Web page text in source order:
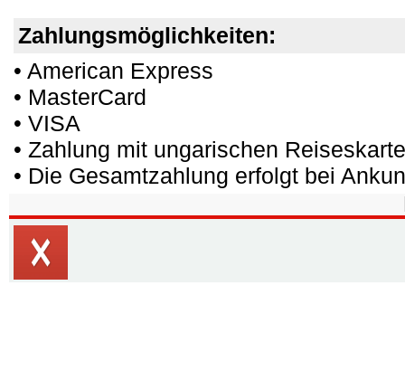
Zahlungsmöglichkeiten:
• American Express
• MasterCard
• VISA
• Zahlung mit ungarischen
• Die Gesamtzahlung erfolgt bei